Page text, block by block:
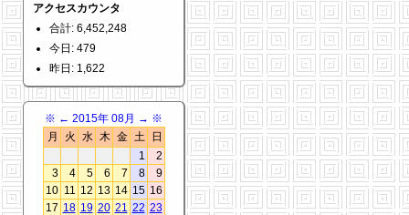
アクセスカウンタ
合計: 6,452,248
今日: 479
昨日: 1,622
※ ← 2015年 08月 → ※
月
火 水 木 金 土
日
1
2
3
4 5 6 7 8
9
10 11 12 13 14 15 16
17 18 19 20 21 22 23